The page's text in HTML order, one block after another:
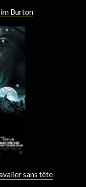
Burton
sans tête